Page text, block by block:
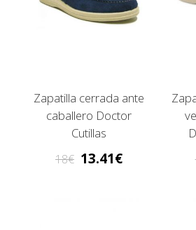
Zapatilla cerrada ante
caballero Doctor
Cutillas
18 13.41